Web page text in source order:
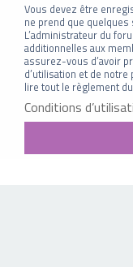
Vous devez être
ne prend que
L’administrateur du
additionnelles aux
assurez-vous d’avoir
d’utilisation et de
lire tout le règlement
Conditions